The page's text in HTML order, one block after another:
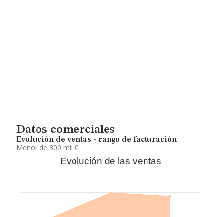
Datos comerciales
Evolución de ventas - rango de facturación
Menor de 300 mil €
Evolución de las ventas